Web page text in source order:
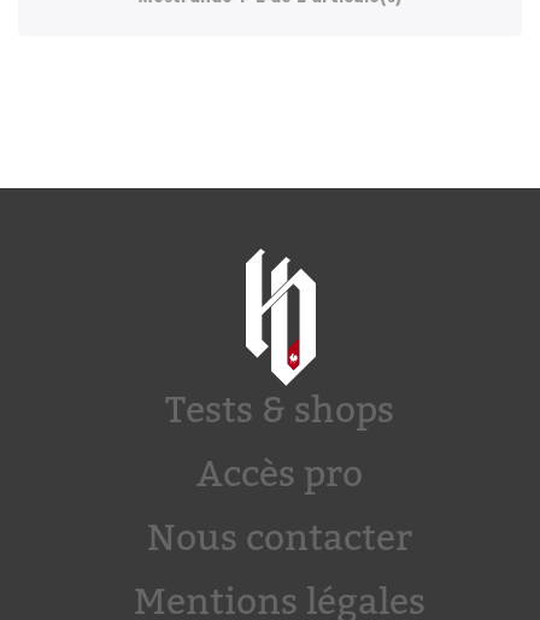
Tests & shops
Accès pro
Nous contacter
Mentions légales